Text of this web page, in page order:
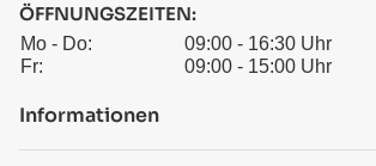
ÖFFNUNGSZEITEN:
Mo - Do:
09:00 - 16:30 Uhr
Fr:
09:00 - 15:00 Uhr
Informationen